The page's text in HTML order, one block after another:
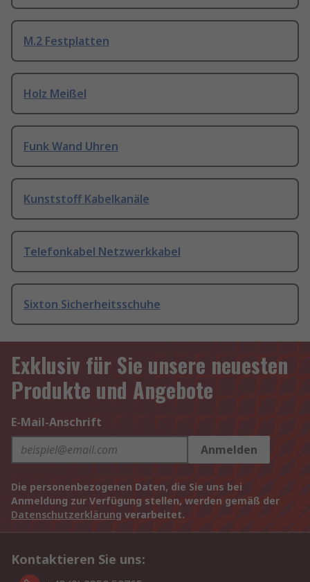
M.2 Festplatten
Holz Meißel
Funk Wand Uhren
Kunststoff Kabelkanäle
Telefonkabel Netzwerkkabel
Sixton Sicherheitsschuhe
Exklusiv für Sie unsere neuesten
Produkte und Angebote
E-Mail-Anschrift
Anmelden
Die personenbezogenen Daten, die Sie uns bei
Anmeldung zur Verfügung stellen, werden gemäß der
Datenschutzerklärung verarbeitet.
Kontaktieren Sie uns: